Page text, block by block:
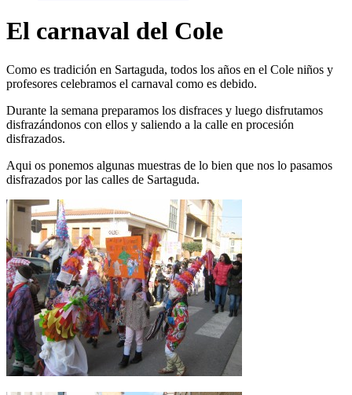
El carnaval del Cole
Como es tradición en Sartaguda, todos los años en el Cole niños y
profesores celebramos el carnaval como es debido.
Durante la semana preparamos los disfraces y luego disfrutamos
disfrazándonos con ellos y saliendo a la calle en procesión
disfrazados.
Aqui os ponemos algunas muestras de lo bien que nos lo pasamos
disfrazados por las calles de Sartaguda.